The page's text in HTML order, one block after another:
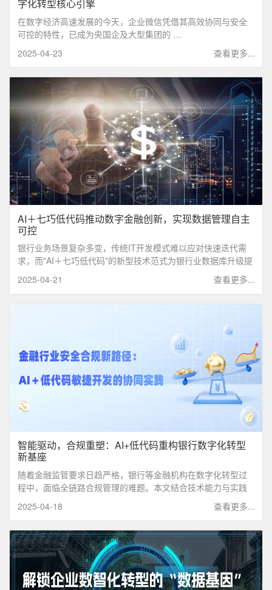
字化转型核心引擎
在数字经济高速发展的今天，企业微信凭借其高效协同与安全
可控的特性，已成为央国企及大型集团的 …
查看更多...
2025-04-23
AI＋七巧低代码推动数字金融创新，实现数据管理自主
可控
银行业务场景复杂多变，传统IT开发模式难以应对快速迭代需
求，而"AI＋七巧低代码"的新型技术范式为银行业数据库升级提
查看更多...
2025-04-21
智能驱动，合规重塑：AI+低代码重构银行数字化转型
新基座
随着金融监管要求日趋严格，银行等金融机构在数字化转型过
程中，面临全链路合规管理的难题。本文结合技术能力与实践
案例，解析AI辅助决策‌与‌低代码敏捷搭建‌二者间如何实现深度融
合，助力信息化系统实现全方位灵活落地。
查看更多...
2025-04-18